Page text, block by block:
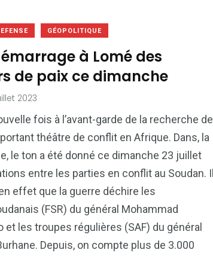
GÉOPOLITIQUE
à Lomé des
de paix ce dimanche
2023
fois à l’avant-garde de la recherche de
théâtre de conflit en Afrique. Dans, la
le ton a été donné ce dimanche 23 juillet
entre les parties en conflit au Soudan. Il
effet que la guerre déchire les
(FSR) du général Mohammad
et les troupes régulières (SAF) du général
Depuis, on compte plus de 3.000